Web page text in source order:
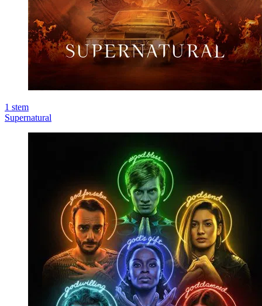
1 stem
Supernatural